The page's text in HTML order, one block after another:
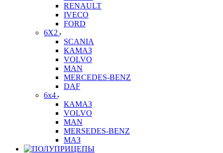
RENAULT
IVECO
FORD
6X2
SCANIA
КАМАЗ
VOLVO
MAN
MERCEDES-BENZ
DAF
6x4
КАМАЗ
VOLVO
MAN
MERSEDES-BENZ
МАЗ